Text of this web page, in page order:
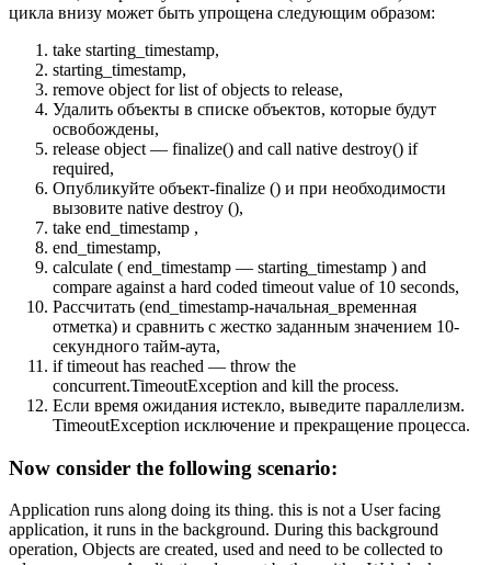
цикла внизу может быть упрощена следующим образом:
take starting_timestamp,
starting_timestamp,
remove object for list of objects to release,
Удалить объекты в списке объектов, которые будут
освобождены,
release object — finalize() and call native destroy() if
required,
Опубликуйте объект-finalize () и при необходимости
вызовите native destroy (),
take end_timestamp ,
end_timestamp,
calculate ( end_timestamp — starting_timestamp ) and
compare against a hard coded timeout value of 10 seconds,
Рассчитать (end_timestamp-начальная_временная
отметка) и сравнить с жестко заданным значением 10-
секундного тайм-аута,
if timeout has reached — throw the
concurrent.TimeoutException and kill the process.
Если время ожидания истекло, выведите параллелизм.
TimeoutException исключение и прекращение процесса.
Now consider the following scenario:
Application runs along doing its thing. this is not a User facing
application, it runs in the background. During this background
operation, Objects are created, used and need to be collected to